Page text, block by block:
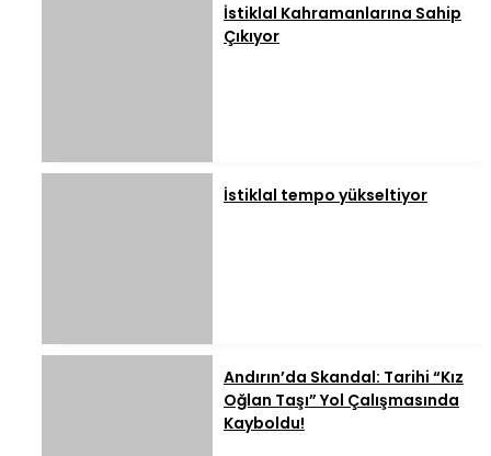
İstiklal Kahramanlarına Sahip
Çıkıyor
İstiklal tempo yükseltiyor
Andırın’da Skandal: Tarihi “Kız
Oğlan Taşı” Yol Çalışmasında
Kayboldu!